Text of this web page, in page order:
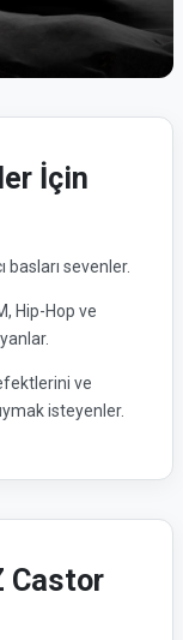
İçin
basları sevenler.
Hip-Hop ve
ve
isteyenler.
Castor